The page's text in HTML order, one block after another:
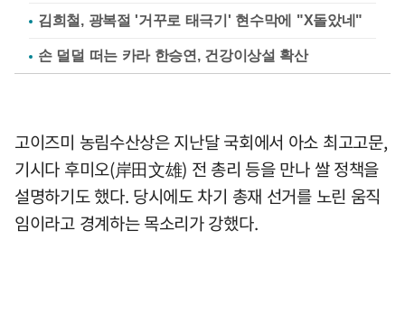
김희철, 광복절 '거꾸로 태극기' 현수막에 "X돌았네"
손 덜덜 떠는 카라 한승연, 건강이상설 확산
고이즈미 농림수산상은 지난달 국회에서 아소 최고고문,
기시다 후미오(岸田文雄) 전 총리 등을 만나 쌀 정책을
설명하기도 했다. 당시에도 차기 총재 선거를 노린 움직
임이라고 경계하는 목소리가 강했다.